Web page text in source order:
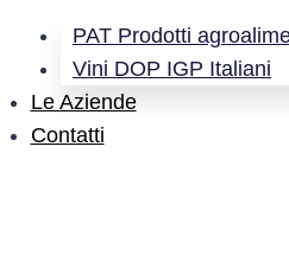
PAT Prodotti
Vini DOP IGP Italiani
Le Aziende
Contatti